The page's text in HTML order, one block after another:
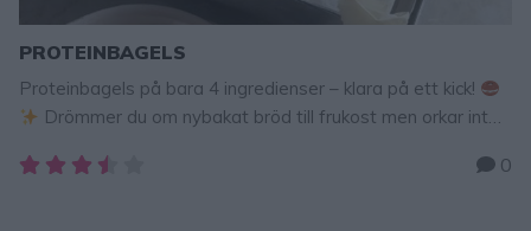
PROTEINBAGELS
Proteinbagels på bara 4 ingredienser – klara på ett kick!
Drömmer du om nybakat bröd till frukost men orkar inte
räddare i nöden! De kräver ingen jäst, inget knådande och 0